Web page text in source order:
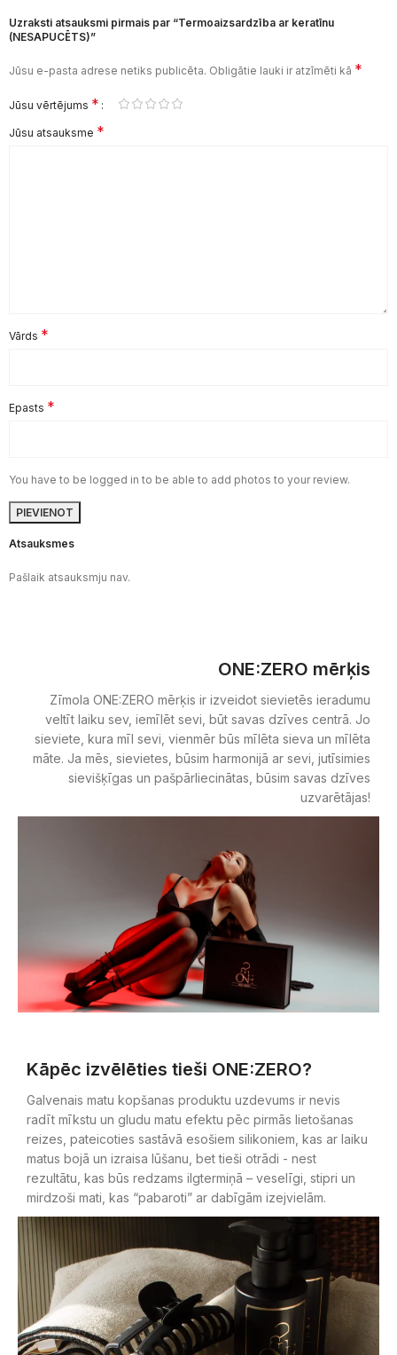
Atsauksmes
Pašlaik atsauksmju nav.
Uzraksti atsauksmi pirmais par “Termoaizsardzība ar keratīnu
(NESAPUCĒTS)”
Jūsu e-pasta adrese netiks publicēta. Obligātie lauki ir atzīmēti kā *
Jūsu vērtējums *
Jūsu atsauksme *
Vārds *
Epasts *
You have to be logged in to be able to add photos to your review.
ONE:ZERO mērķis
Zīmola ONE:ZERO mērķis ir izveidot sievietēs ieradumu
veltīt laiku sev, iemīlēt sevi, būt savas dzīves centrā. Jo
sieviete, kura mīl sevi, vienmēr būs mīlēta sieva un mīlēta
māte. Ja mēs, sievietes, būsim harmonijā ar sevi, jutīsimies
sievišķīgas un pašpārliecinātas, būsim savas dzīves
uzvarētājas!
Kāpēc izvēlēties tieši ONE:ZERO?
Galvenais matu kopšanas produktu uzdevums ir nevis
radīt mīkstu un gludu matu efektu pēc pirmās lietošanas
reizes, pateicoties sastāvā esošiem silikoniem, kas ar laiku
matus bojā un izraisa lūšanu, bet tieši otrādi - nest
rezultātu, kas būs redzams ilgtermiņā – veselīgi, stipri un
mirdzoši mati, kas “pabaroti” ar dabīgām izejvielām.